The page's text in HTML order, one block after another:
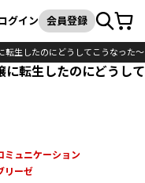
検索
グイン 会員登録カート
転生したのにどうしてこうなった～
に転生したのにどうして
ミュニケーション
リーゼ